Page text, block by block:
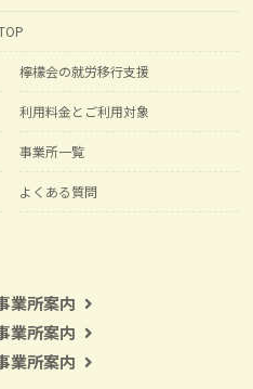
檸檬会の就労移行支援
利用料金とご利用対象
事業所一覧
よくある質問
業所案内
業所案内
業所案内